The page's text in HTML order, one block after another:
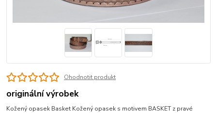
Ohodnotit produkt
originální výrobek
Kožený opasek Basket Kožený opasek s motivem BASKET z pravé